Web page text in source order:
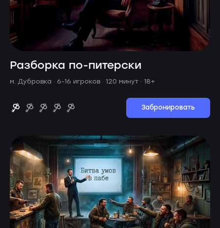
Разборка по-питерски
м. Дубровка · 6-16 игроков · 120 минут · 18+
Забронировать